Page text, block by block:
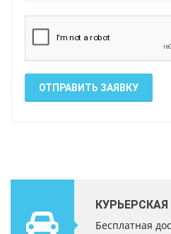
ОТПРАВИТЬ ЗАЯВКУ
Бесплатная